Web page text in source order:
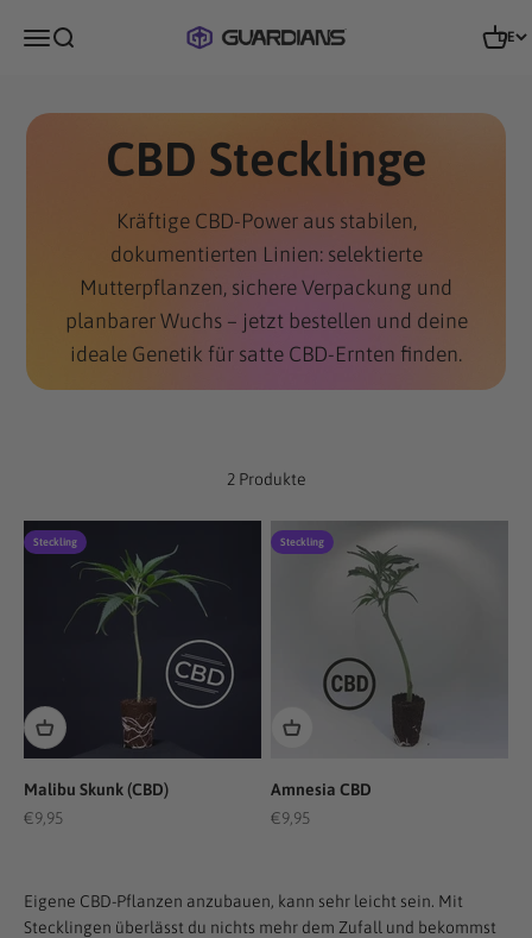
MenüSuche Guardians of Genetics DE
CBD Stecklinge
Kräftige CBD-Power aus stabilen,
dokumentierten Linien: selektierte
Mutterpflanzen, sichere Verpackung und
planbarer Wuchs – jetzt bestellen und deine
ideale Genetik für satte CBD-Ernten finden.
2 Produkte
Steckling
Malibu Skunk (CBD)
Angebot
€9,95
Steckling
Amnesia CBD
Angebot
€9,95
Eigene CBD-Pflanzen anzubauen, kann sehr leicht sein. Mit
Stecklingen überlässt du nichts mehr dem Zufall und bekommst